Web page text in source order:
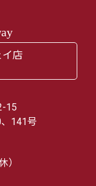
店
15
141号
）